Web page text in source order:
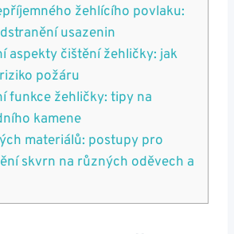
žehlícího povlaku:
usazenin
aspekty čištění žehličky: jak⁣
požáru
funkce⁢ žehličky:⁤ tipy na⁣
kamene
materiálů: postupy pro
‌skvrn na různých oděvech a